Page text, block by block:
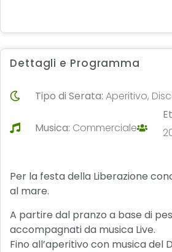
Dettagli e Programma
Tipo di Serata:Aperitivo,
Musica: Commerciale
Per la festa della Liberazione
al mare.
A partire dal pranzo a base di
accompagnati da musica Live.
Fino all’aperitivo con musica del